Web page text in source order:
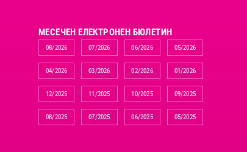
MЕСЕЧЕН ЕЛЕКТРОНЕН БЮЛЕТИН
08/2026 07/2026 06/2026 05/2026
04/2026 03/2026 02/2026 01/2026
12/2025 11/2025 10/2025 09/2025
08/2025 07/2025 06/2025 05/2025